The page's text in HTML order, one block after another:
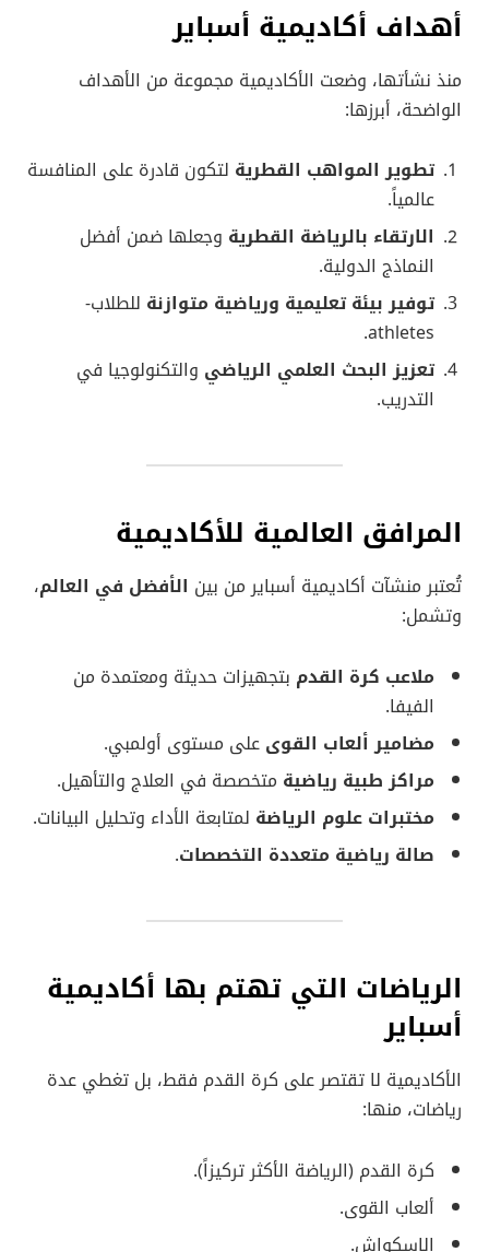
أهداف أكاديمية أسباير
منذ نشأتها، وضعت الأكاديمية مجموعة من الأهداف
الواضحة، أبرزها:
تطوير المواهب القطرية لتكون قادرة على المنافسة
عالمياً.
الارتقاء بالرياضة القطرية وجعلها ضمن أفضل
النماذج الدولية.
توفير بيئة تعليمية ورياضية متوازنة للطلاب-
athletes.
تعزيز البحث العلمي الرياضي والتكنولوجيا في
التدريب.
المرافق العالمية للأكاديمية
تُعتبر منشآت أكاديمية أسباير من بين الأفضل في العالم،
وتشمل:
ملاعب كرة القدم بتجهيزات حديثة ومعتمدة من
الفيفا.
مضامير ألعاب القوى على مستوى أولمبي.
مراكز طبية رياضية متخصصة في العلاج والتأهيل.
مختبرات علوم الرياضة لمتابعة الأداء وتحليل البيانات.
صالة رياضية متعددة التخصصات.
الرياضات التي تهتم بها أكاديمية
أسباير
الأكاديمية لا تقتصر على كرة القدم فقط، بل تغطي عدة
رياضات، منها:
كرة القدم (الرياضة الأكثر تركيزاً).
ألعاب القوى.
الإسكواش.